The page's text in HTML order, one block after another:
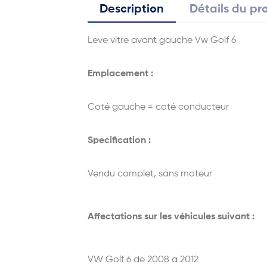
Description Détails du
Leve vitre avant gauche Vw Golf 6
Emplacement :
Coté gauche = coté conducteur
Specification :
Vendu complet, sans moteur
Affectations sur les véhicules suivant :
VW Golf 6 de 2008 a 2012